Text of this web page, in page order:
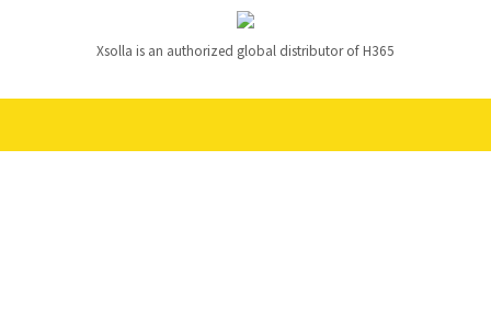
Xsolla is an authorized global distributor of H365